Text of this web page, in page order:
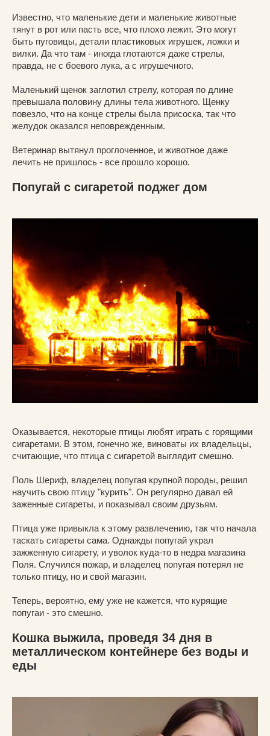
Известно, что маленькие дети и маленькие животные
тянут в рот или пасть все, что плохо лежит. Это могут
быть пуговицы, детали пластиковых игрушек, ложки и
вилки. Да что там - иногда глотаются даже стрелы,
правда, не с боевого лука, а с игрушечного.
Маленький щенок заглотил стрелу, которая по длине
превышала половину длины тела животного. Щенку
повезло, что на конце стрелы была присоска, так что
желудок оказался неповрежденным.
Ветеринар вытянул проглоченное, и животное даже
лечить не пришлось - все прошло хорошо.
Попугай с сигаретой поджег дом
Оказывается, некоторые птицы любят играть с горящими
сигаретами. В этом, гонечно же, виноваты их владельцы,
считающие, что птица с сигаретой выглядит смешно.
Поль Шериф, владелец попугая крупной породы, решил
научить свою птицу "курить". Он регулярно давал ей
заженные сигареты, и показывал своим друзьям.
Птица уже привыкла к этому развлечению, так что начала
таскать сигареты сама. Однажды попугай украл
зажженную сигарету, и уволок куда-то в недра магазина
Поля. Случился пожар, и владелец попугая потерял не
только птицу, но и свой магазин.
Теперь, вероятно, ему уже не кажется, что курящие
попугаи - это смешно.
Кошка выжила, проведя 34 дня в
металлическом контейнере без воды и
еды